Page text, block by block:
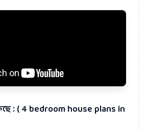
: ( 4 bedroom house plans in